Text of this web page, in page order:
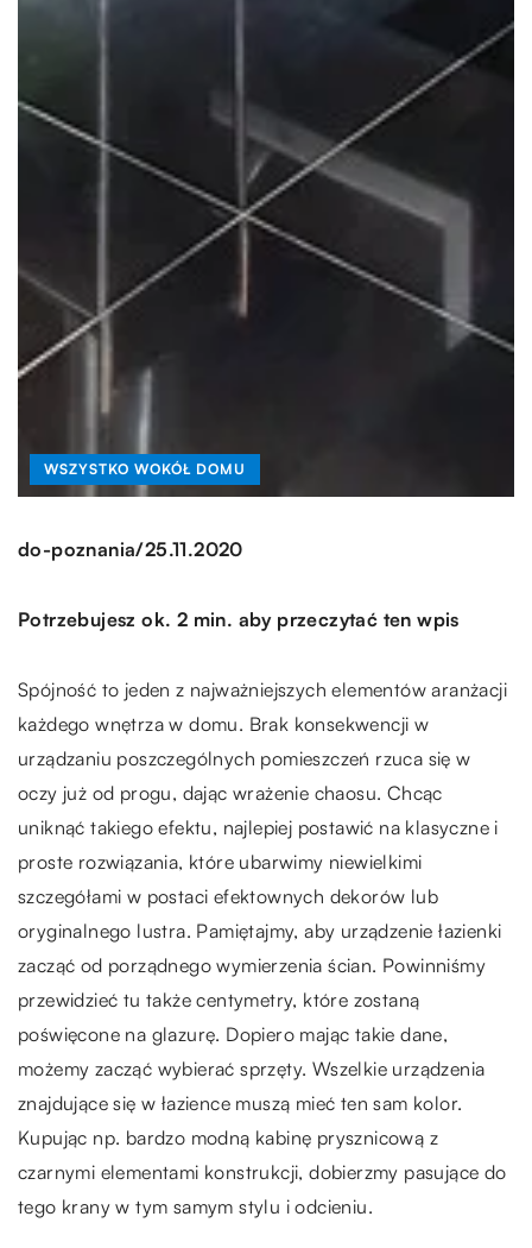
WSZYSTKO WOKÓŁ DOMU
do-poznania/25.11.2020
Potrzebujesz ok. 2 min. aby przeczytać ten wpis
Spójność to jeden z najważniejszych elementów aranżacji
każdego wnętrza w domu. Brak konsekwencji w
urządzaniu poszczególnych pomieszczeń rzuca się w
oczy już od progu, dając wrażenie chaosu. Chcąc
uniknąć takiego efektu, najlepiej postawić na klasyczne i
proste rozwiązania, które ubarwimy niewielkimi
szczegółami w postaci efektownych dekorów lub
oryginalnego lustra. Pamiętajmy, aby urządzenie łazienki
zacząć od porządnego wymierzenia ścian. Powinniśmy
przewidzieć tu także centymetry, które zostaną
poświęcone na glazurę. Dopiero mając takie dane,
możemy zacząć wybierać sprzęty. Wszelkie urządzenia
znajdujące się w łazience muszą mieć ten sam kolor.
Kupując np. bardzo modną kabinę prysznicową z
czarnymi elementami konstrukcji, dobierzmy pasujące do
tego krany w tym samym stylu i odcieniu.